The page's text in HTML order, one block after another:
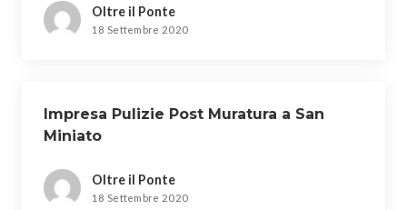
Oltre il Ponte
18 Settembre 2020
Impresa Pulizie Post Muratura a San
Miniato
Oltre il Ponte
18 Settembre 2020